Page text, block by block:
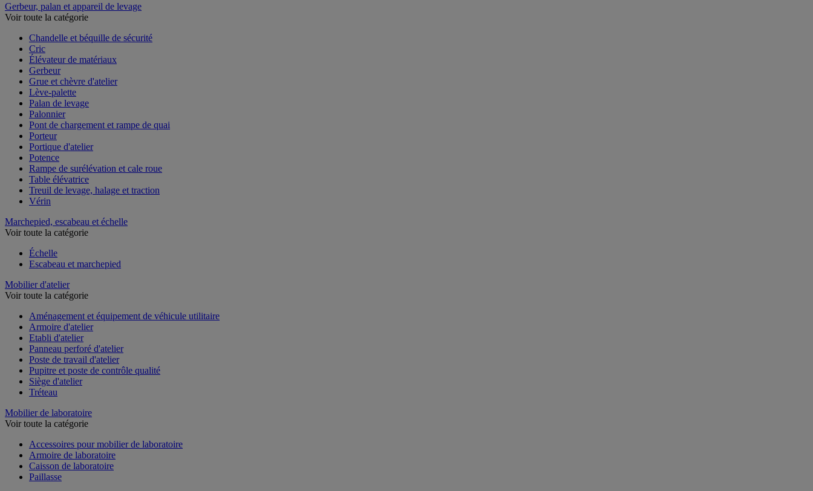
Gerbeur, palan et appareil de levage
Voir toute la catégorie
Chandelle et béquille de sécurité
Cric
Élévateur de matériaux
Gerbeur
Grue et chèvre d'atelier
Lève-palette
Palan de levage
Palonnier
Pont de chargement et rampe de quai
Porteur
Portique d'atelier
Potence
Rampe de surélévation et cale roue
Table élévatrice
Treuil de levage, halage et traction
Vérin
Marchepied, escabeau et échelle
Voir toute la catégorie
Échelle
Escabeau et marchepied
Mobilier d'atelier
Voir toute la catégorie
Aménagement et équipement de véhicule utilitaire
Armoire d'atelier
Etabli d'atelier
Panneau perforé d'atelier
Poste de travail d'atelier
Pupitre et poste de contrôle qualité
Siège d'atelier
Tréteau
Mobilier de laboratoire
Voir toute la catégorie
Accessoires pour mobilier de laboratoire
Armoire de laboratoire
Caisson de laboratoire
Paillasse